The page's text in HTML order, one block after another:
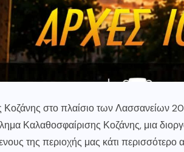
στο πλαίσιο των Λασσανείων
Καλαθοσφαίρισης Κοζάνης, μια
της περιοχής μας κάτι